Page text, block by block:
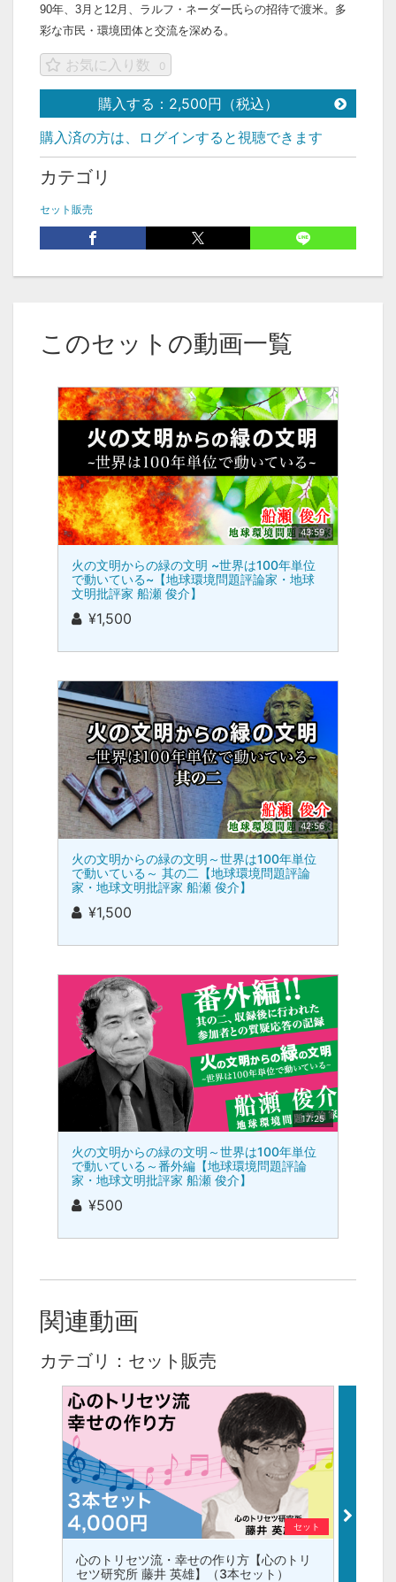
90年、3月と12月、ラルフ・ネーダー氏らの招待で渡米。多
彩な市民・環境団体と交流を深める。
お気に入り数 0
購入する：2,500円（税込）
購入済の方は、ログインすると視聴できます
カテゴリ
セット販売
このセットの動画一覧
43:59
火の文明からの緑の文明 ~世界は100年単位
で動いている~【地球環境問題評論家・地球
文明批評家 船瀬 俊介】
¥1,500
42:56
火の文明からの緑の文明～世界は100年単位
で動いている～ 其の二【地球環境問題評論
家・地球文明批評家 船瀬 俊介】
¥1,500
17:25
火の文明からの緑の文明～世界は100年単位
で動いている～番外編【地球環境問題評論
家・地球文明批評家 船瀬 俊介】
¥500
関連動画
カテゴリ：セット販売
セット
心のトリセツ流・幸せの作り方【心のトリ
セツ研究所 藤井 英雄】（3本セット）